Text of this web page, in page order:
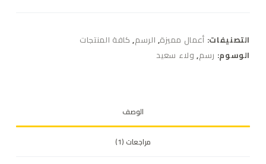
بناءً
تقييم
التصنيفات: أعمال مميزة, الرسم, كافة المنتجات
الوسوم: رسم, ولاء سعيد
الوصف
مراجعات (1)